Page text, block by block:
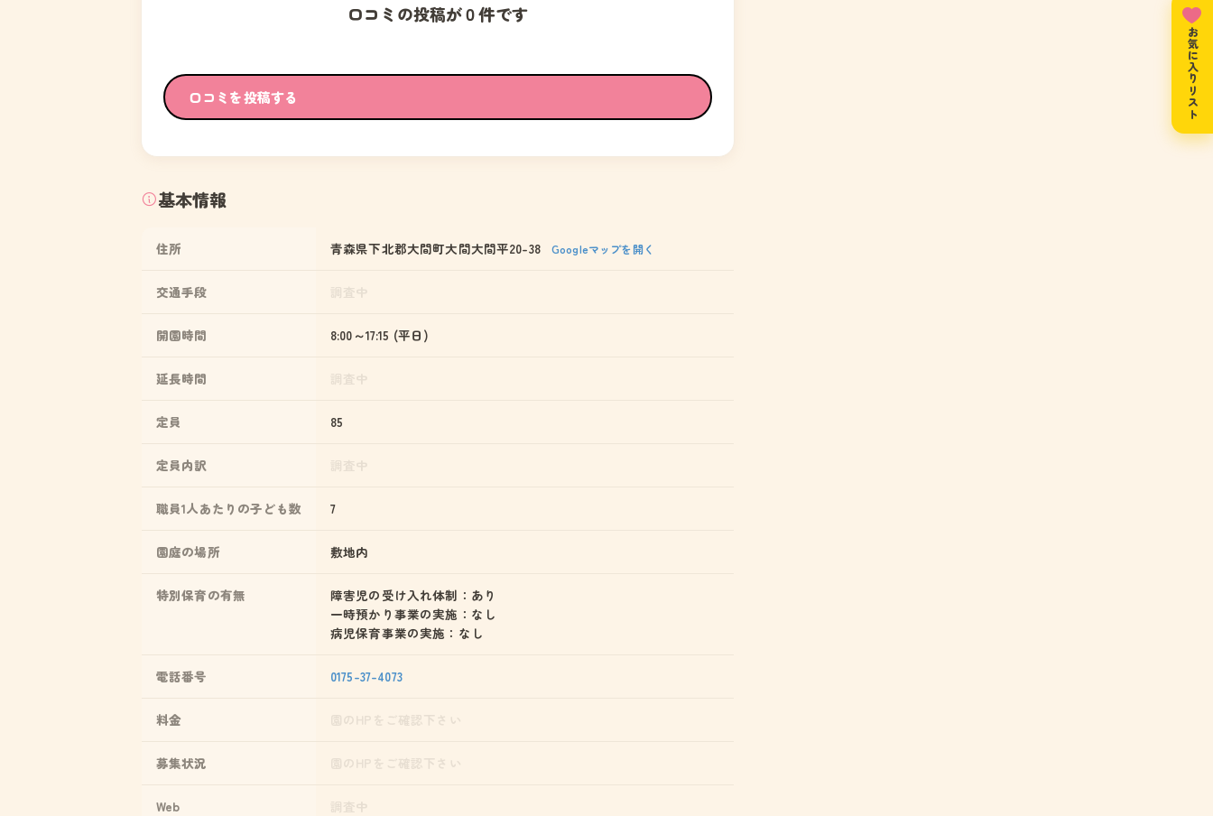
口コミの投稿が０件です
口コミを投稿する
基本情報
住所 青森県下北郡大間町大間大間平20-38 Googleマップを開く
交通手段
開園時間 8:00～17:15 (平日)
延長時間
定員 85
定員内訳
職員1人あたりの子ども数 7
園庭の場所 敷地内
特別保育の有無
障害児の受け入れ体制：あり
一時預かり事業の実施：なし
病児保育事業の実施：なし
電話番号 0175-37-4073
料金
募集状況
Web
お気に入りリスト